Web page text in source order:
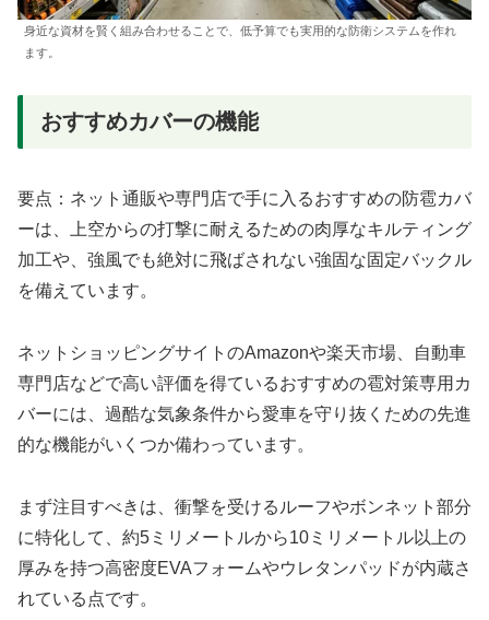
身近な資材を賢く組み合わせることで、低予算でも実用的な防衛システムを作れ
ます。
おすすめカバーの機能
要点：ネット通販や専門店で手に入るおすすめの防雹カバ
ーは、上空からの打撃に耐えるための肉厚なキルティング
加工や、強風でも絶対に飛ばされない強固な固定バックル
を備えています。
ネットショッピングサイトのAmazonや楽天市場、自動車
専門店などで高い評価を得ているおすすめの雹対策専用カ
バーには、過酷な気象条件から愛車を守り抜くための先進
的な機能がいくつか備わっています。
まず注目すべきは、衝撃を受けるルーフやボンネット部分
に特化して、約5ミリメートルから10ミリメートル以上の
厚みを持つ高密度EVAフォームやウレタンパッドが内蔵さ
れている点です。